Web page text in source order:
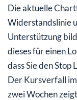
Die aktuelle
Widerstandslinie
Unterstützung
dieses für einen
dass Sie den Stop
Der Kursverfall
zwei Wochen